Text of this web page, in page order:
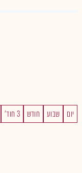
יום שבוע חודש 3 חוד'